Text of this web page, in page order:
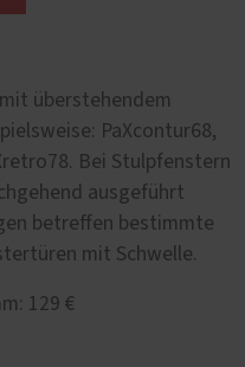
überstehendem
PaXcontur68,
Bei Stulpfenstern
ausgeführt
betreffen bestimmte
mit Schwelle.
129 €